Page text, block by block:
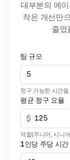
대부분의 에
작은 개선만
줄였
팀 규모
청구 가능한 시간
평균 청구 요율
$
역할(주니어, 시니
1인당 주당 시간